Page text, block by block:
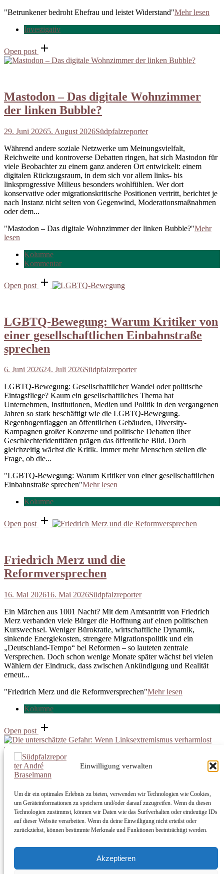
Einwilligung verwalten
Um dir ein optimales Erlebnis zu bieten, verwenden wir Technologien wie Cookies,
um Geräteinformationen zu speichern und/oder darauf zuzugreifen. Wenn du diesen
Technologien zustimmst, können wir Daten wie das Surfverhalten oder eindeutige IDs
auf dieser Website verarbeiten. Wenn du deine Einwilligung nicht erteilst oder
zurückziehst, können bestimmte Merkmale und Funktionen beeinträchtigt werden.
Akzeptieren
"Betrunkener bedroht Ehefrau und leistet Widerstand"Mehr lesen
Investigativ
Open post
Mastodon – Das digitale Wohnzimmer
der linken Bubble?
29. Juni 20265. August 2026Südpfalzreporter
Während andere soziale Netzwerke um Meinungsvielfalt,
Reichweite und kontroverse Debatten ringen, hat sich Mastodon für
viele Beobachter zu einem ganz anderen Ort entwickelt: einem
digitalen Rückzugsraum, in dem sich vor allem links- bis
linksprogressive Milieus besonders wohlfühlen. Wer dort
konservative oder migrationskritische Positionen vertritt, berichtet je
nach Instanz nicht selten von Gegenwind, Moderationsmaßnahmen
oder dem...
"Mastodon – Das digitale Wohnzimmer der linken Bubble?"Mehr
lesen
Kolumne
Kommentar
Open post
LGBTQ-Bewegung: Warum Kritiker von
einer gesellschaftlichen Einbahnstraße
sprechen
6. Juni 202624. Juli 2026Südpfalzreporter
LGBTQ-Bewegung: Gesellschaftlicher Wandel oder politische
Eintagsfliege? Kaum ein gesellschaftliches Thema hat
Unternehmen, Institutionen, Medien und Politik in den vergangenen
Jahren so stark beschäftigt wie die LGBTQ-Bewegung.
Regenbogenflaggen an öffentlichen Gebäuden, Diversity-
Kampagnen großer Konzerne und politische Debatten über
Geschlechteridentitäten prägen das öffentliche Bild. Doch
gleichzeitig wächst die Kritik. Immer mehr Menschen stellen die
Frage, ob die...
"LGBTQ-Bewegung: Warum Kritiker von einer gesellschaftlichen
Einbahnstraße sprechen"Mehr lesen
Kolumne
Open post
Friedrich Merz und die
Reformversprechen
16. Mai 202616. Mai 2026Südpfalzreporter
Ein Märchen aus 1001 Nacht? Mit dem Amtsantritt von Friedrich
Merz verbanden viele Bürger die Hoffnung auf einen politischen
Kurswechsel. Weniger Bürokratie, wirtschaftliche Dynamik,
sinkende Energiekosten, strengere Migrationspolitik und ein
„Deutschland-Tempo“ bei Reformen – so lauteten zentrale
Versprechen. Doch schon wenige Monate später wächst bei vielen
Wählern der Eindruck, dass zwischen Ankündigung und Realität
erneut...
"Friedrich Merz und die Reformversprechen"Mehr lesen
Kolumne
Open post
17. März 202617. März 2026Südpfalzreporter
Von außen wirkt er oft harmlos, manchmal sogar idealistisch. Doch
hinter Parolen von Gerechtigkeit und Antikapitalismus verbirgt sich
des Linksextremismus wird zunehmend zu einem Problem für
Gesellschaft und Rechtsstaat. Zwischen Protest und Extremismus
Demonstrationen gegen hohe Mieten, Klimakrise oder soziale